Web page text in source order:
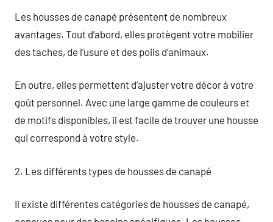
Les housses de canapé présentent de nombreux
avantages. Tout d’abord, elles protègent votre mobilier
des taches, de l’usure et des poils d’animaux.
En outre, elles permettent d’ajuster votre décor à votre
goût personnel. Avec une large gamme de couleurs et
de motifs disponibles, il est facile de trouver une housse
qui correspond à votre style.
2. Les différents types de housses de canapé
Il existe différentes catégories de housses de canapé,